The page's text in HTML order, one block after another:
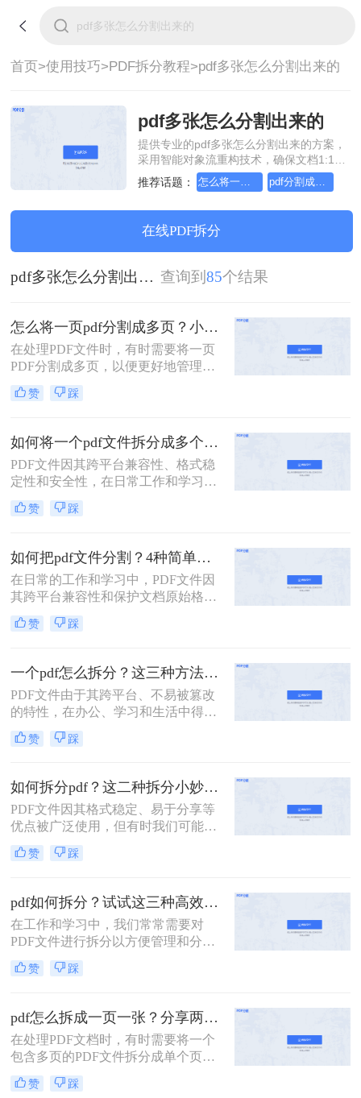
首页>使用技巧>PDF拆分教程>pdf多张怎么分割出来的
pdf多张怎么分割出来的
提供专业的pdf多张怎么分割出来的方案，
采用智能对象流重构技术，确保文档1:1高
保真还原且排版不乱码。支持一键批量处
理，全链路 SSL 加密保障隐私安全。助您
装，高效办公。
推荐话题： 怎么将一页pdf分割成多页 pdf分割成多页
在线PDF拆分
pdf多张怎么分割出来的 查询到 85个结果
怎么将一页pdf分割成多页？小编给你分享这三种方法！
在处理PDF文件时，有时需要将一页
PDF分割成多页，以便更好地管理和
使用。那么怎么将一页pdf分割成多页
呢？本文将介绍三种实用的方法，帮
赞 踩
如何将一个pdf文件拆分成多个？教你2招拆分pdf！
PDF文件因其跨平台兼容性、格式稳
定性和安全性，在日常工作和学习中
扮演着重要角色。然而，有时我们需
要将一个PDF文件拆分成多个文件，
两种常用的PDF拆分方法，帮助您轻
松实现PDF文件的拆分。
赞 踩
如何把pdf文件分割？4种简单方法分享~
在日常的工作和学习中，PDF文件因
其跨平台兼容性和保护文档原始格式
的特性而被广泛使用。然而，有时候
为了便于查阅、管理和分享，我们可
多个较小的文件。那么如何把pdf文件
分割呢？以下是四种常用的PDF文件
分割方法，每种方法都有其独特的优
势和适用场景。
赞 踩
一个pdf怎么拆分？这三种方法教你轻松拆分！
PDF文件由于其跨平台、不易被篡改
的特性，在办公、学习和生活中得到
了广泛的应用。然而，有时候一个大
型的PDF文件可能包含多个章节或不
拆分成多个小文件，以便更好地管理
和使用。那么一个PDF怎么拆分呢？
本文将介绍三种拆分PDF文件的方
法，帮助读者轻松实现PDF的拆分操
作。
赞 踩
如何拆分pdf？这二种拆分小妙招了解下！
PDF文件因其格式稳定、易于分享等
优点被广泛使用，但有时我们可能需
要将一个大的PDF文档拆分成多个小
部分，以便于阅读、编辑或共享。那
单实用的PDF拆分方法。
赞 踩
pdf如何拆分？试试这三种高效靠谱拆分方法!
在工作和学习中，我们常常需要对
PDF文件进行拆分以方便管理和分
享。无论是为了减少文件大小以便于
传输，还是为了提取特定页面用于报
技巧都是非常有帮助的。那么pdf如何
拆分呢？本文将介绍三种简单且实用
的方法来拆分PDF文件。
赞 踩
pdf怎么拆成一页一张？分享两种常用的拆分方法！
在处理PDF文档时，有时需要将一个
包含多页的PDF文件拆分成单个页面
的PDF文件。那么pdf怎么拆成一页一
张呢？本文将介绍两种常用的拆分
赞 踩